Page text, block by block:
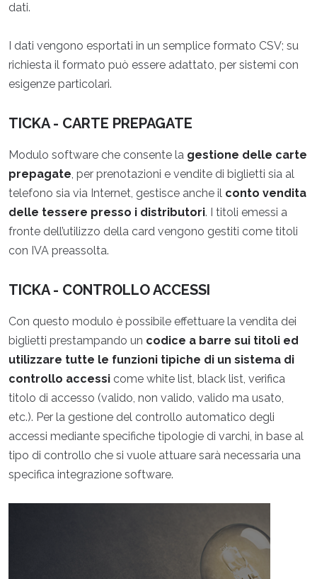
dati.
I dati vengono esportati in un semplice formato CSV; su
richiesta il formato può essere adattato, per sistemi con
esigenze particolari.
TICKA - CARTE PREPAGATE
Modulo software che consente la gestione delle carte
prepagate, per prenotazioni e vendite di biglietti sia al
telefono sia via Internet, gestisce anche il conto vendita
delle tessere presso i distributori. I titoli emessi a
fronte dell’utilizzo della card vengono gestiti come titoli
con IVA preassolta.
TICKA - CONTROLLO ACCESSI
Con questo modulo è possibile effettuare la vendita dei
biglietti prestampando un codice a barre sui titoli ed
utilizzare tutte le funzioni tipiche di un sistema di
controllo accessi come white list, black list, verifica
titolo di accesso (valido, non valido, valido ma usato,
etc.). Per la gestione del controllo automatico degli
accessi mediante specifiche tipologie di varchi, in base al
tipo di controllo che si vuole attuare sarà necessaria una
specifica integrazione software.